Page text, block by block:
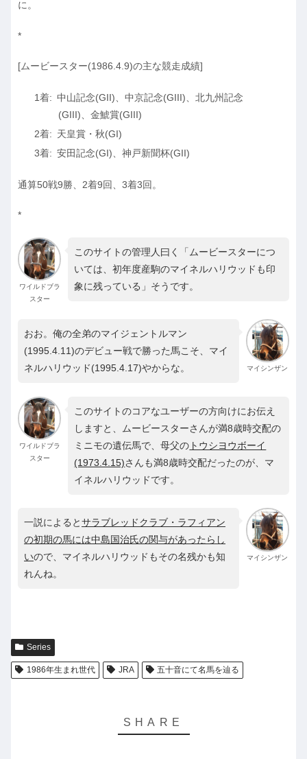
に。
*
[ムービースター(1986.4.9)の主な競走成績]
中山記念(GII)、中京記念(GIII)、北九州記念
(GIII)、金鯱賞(GIII)
天皇賞・秋(GI)
安田記念(GI)、神戸新聞杯(GII)
通算50戦9勝、2着9回、3着3回。
*
ワイルドブラ
スター
このサイトの管理人曰く「ムービースターにつ
いては、初年度産駒のマイネルハリウッドも印
象に残っている」そうです。
マイシンザン
おお。俺の全弟のマイジェントルマン
(1995.4.11)のデビュー戦で勝った馬こそ、マイ
ネルハリウッド(1995.4.17)やからな。
ワイルドブラ
スター
このサイトのコアなユーザーの方向けにお伝え
しますと、ムービースターさんが満8歳時交配の
ミニモの遺伝馬で、母父の トウシヨウボーイ
(1973.4.15)さんも満8歳時交配だったのが、マ
イネルハリウッドです。
マイシンザン
一説によるとサラブレッドクラブ・ラフィアン
の初期の馬には中島国治氏の関与があったらし
いので、マイネルハリウッドもその名残かも知
れんね。
Series
1986年生まれ世代 JRA 五十音にて名馬を辿る